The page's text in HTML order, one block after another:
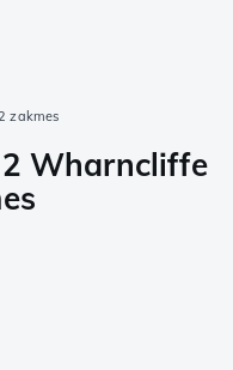
zakmes
Wharncliffe